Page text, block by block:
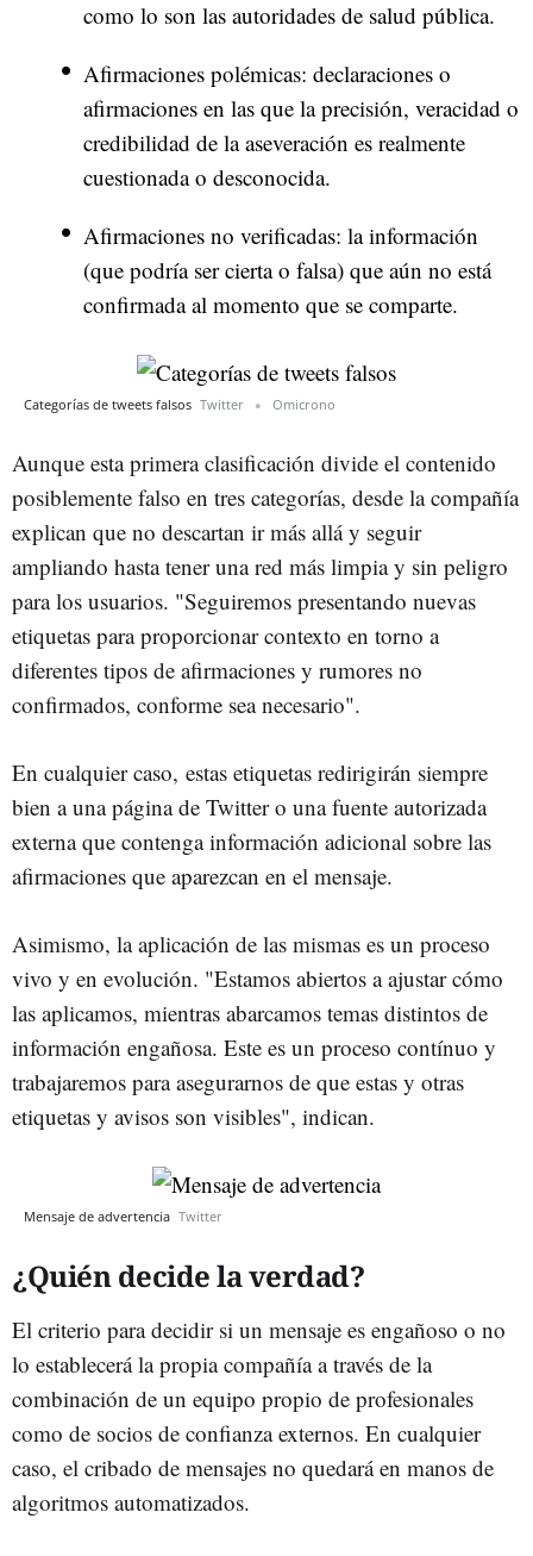
como lo son las autoridades de salud pública.
Afirmaciones polémicas: declaraciones o
afirmaciones en las que la precisión, veracidad o
credibilidad de la aseveración es realmente
cuestionada o desconocida.
Afirmaciones no verificadas: la información
(que podría ser cierta o falsa) que aún no está
confirmada al momento que se comparte.
Categorías de tweets falsos Twitter Omicrono
Aunque esta primera clasificación divide el contenido
posiblemente falso en tres categorías, desde la compañía
explican que no descartan ir más allá y seguir
ampliando hasta tener una red más limpia y sin peligro
para los usuarios. "Seguiremos presentando nuevas
etiquetas para proporcionar contexto en torno a
diferentes tipos de afirmaciones y rumores no
confirmados, conforme sea necesario".
En cualquier caso, estas etiquetas redirigirán siempre
bien a una página de Twitter o una fuente autorizada
externa que contenga información adicional sobre las
afirmaciones que aparezcan en el mensaje.
Asimismo, la aplicación de las mismas es un proceso
vivo y en evolución. "Estamos abiertos a ajustar cómo
las aplicamos, mientras abarcamos temas distintos de
información engañosa. Este es un proceso contínuo y
trabajaremos para asegurarnos de que estas y otras
etiquetas y avisos son visibles", indican.
Mensaje de advertencia Twitter
¿Quién decide la verdad?
El criterio para decidir si un mensaje es engañoso o no
lo establecerá la propia compañía a través de la
combinación de un equipo propio de profesionales
como de socios de confianza externos. En cualquier
caso, el cribado de mensajes no quedará en manos de
algoritmos automatizados.